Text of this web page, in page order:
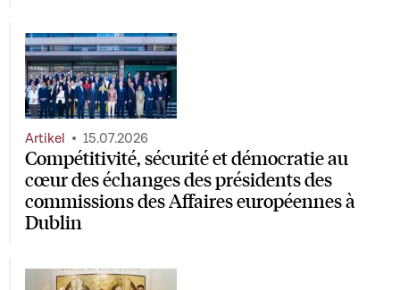
Compétitivité, sécurité et démocratie au
cœur des échanges des présidents des
commissions des Affaires européennes à
Dublin
Artikel 15.07.2026